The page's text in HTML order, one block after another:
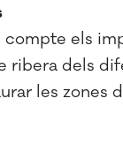
els
ribera dels
les zones